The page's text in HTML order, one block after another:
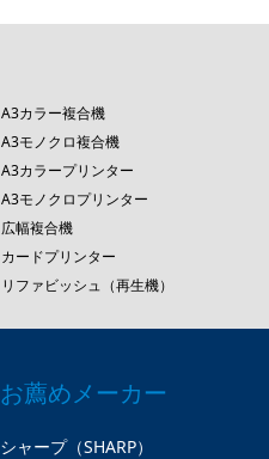
A3カラー複合機
A3モノクロ複合機
A3カラープリンター
A3モノクロプリンター
広幅複合機
カードプリンター
リファビッシュ（再生機）
お薦めメーカー
シャープ（SHARP）